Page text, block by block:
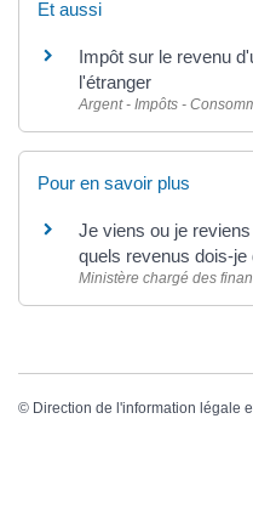
Et aussi
Impôt sur le revenu
l'étranger
Argent - Impôts -
Pour en savoir plus
Je viens ou je
quels revenus dois-je
Ministère chargé des
© Direction de l'information légale